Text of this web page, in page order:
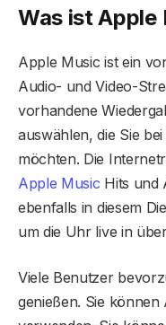
Was ist Apple
Apple Music ist ein
Audio- und Video-
vorhandene
auswählen, die Sie
möchten. Die
Apple Music Hits und
ebenfalls in diesem
um die Uhr live in
Viele Benutzer
genießen. Sie